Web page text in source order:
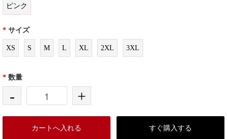
ピンク
* サイズ
XS S M L XL 2XL 3XL
* 数量
- +
カートへ入れる すぐ購入する